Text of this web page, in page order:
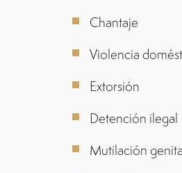
Chantaje
Violencia
Extorsión
Detención ilegal
Mutilación